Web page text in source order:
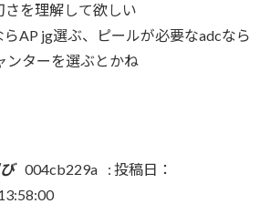
を理解して欲しい
AP jg選ぶ、ピールが必要なadcなら
ンターを選ぶとかね
004cb229a : 投稿日：